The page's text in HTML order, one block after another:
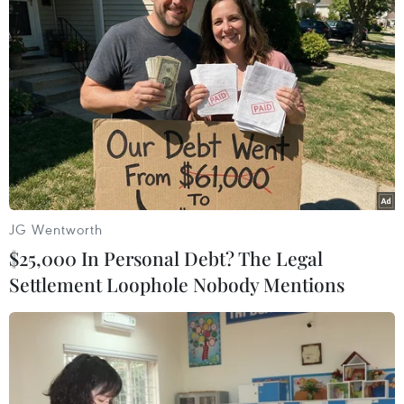
#Dải Gaza
#Máy bay quân sự
#Xung đột Hamas-Israel
Israel
JG Wentworth
$25,000 In Personal Debt? The Legal
Settlement Loophole Nobody Mentions